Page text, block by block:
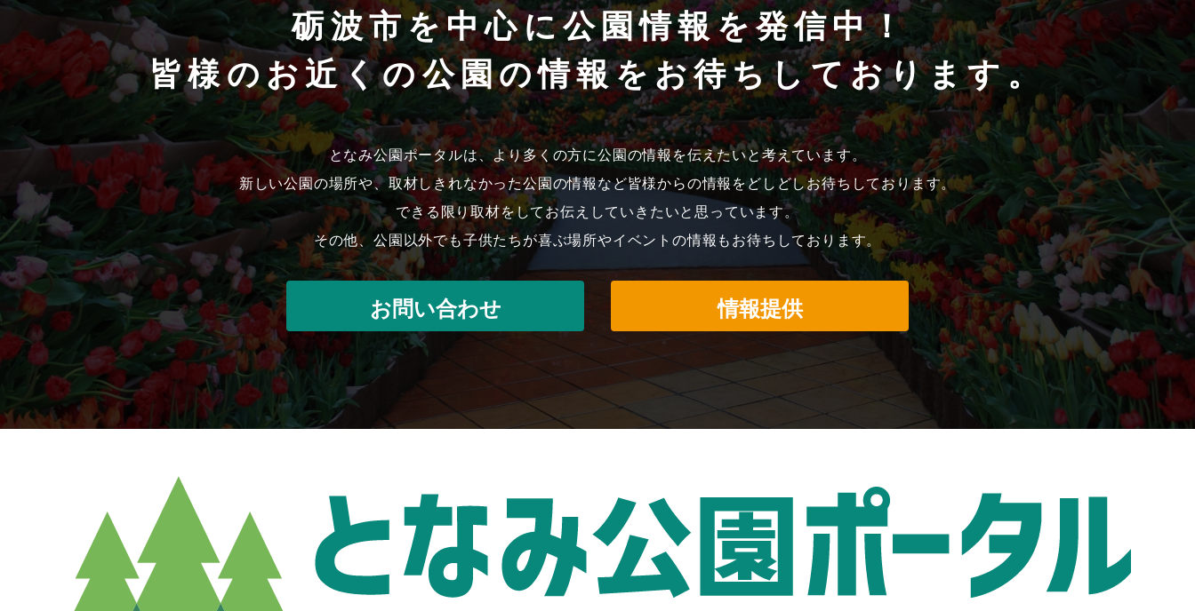
砺波市を中心に公園情報を発信中！
皆様のお近くの公園の情報をお待ちしております。
となみ公園ポータルは、より多くの方に公園の情報を伝えたいと考えています。
新しい公園の場所や、取材しきれなかった公園の情報など皆様からの情報をどしどしお待ちしております。
できる限り取材をしてお伝えしていきたいと思っています。
その他、公園以外でも子供たちが喜ぶ場所やイベントの情報もお待ちしております。
お問い合わせ 情報提供